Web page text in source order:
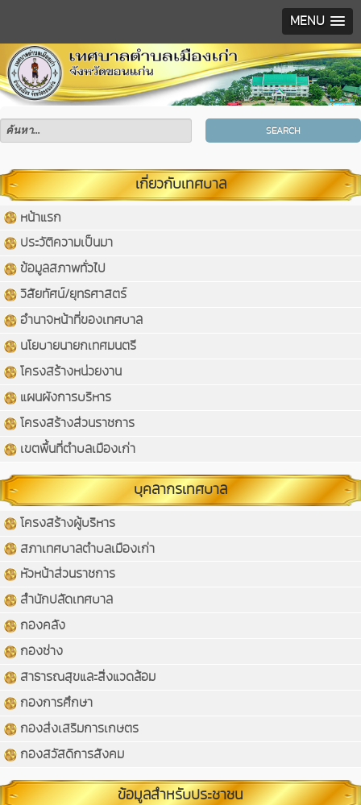
MENU
SEARCH
เกี่ยวกับเทศบาล
หน้าแรก
ประวัติความเป็นมา
ข้อมูลสภาพทั่วไป
วิสัยทัศน์/ยุทธศาสตร์
อำนาจหน้าที่ของเทศบาล
นโยบายนายกเทศมนตรี
โครงสร้างหน่วยงาน
แผนผังการบริหาร
โครงสร้างส่วนราชการ
เขตพื้นที่ตำบลเมืองเก่า
บุคลากรเทศบาล
โครงสร้างผู้บริหาร
สภาเทศบาลตำบลเมืองเก่า
หัวหน้าส่วนราชการ
สำนักปลัดเทศบาล
กองคลัง
กองช่าง
สาธารณสุขและสิ่งแวดล้อม
กองการศึกษา
กองส่งเสริมการเกษตร
กองสวัสดิการสังคม
ข้อมูลสำหรับประชาชน